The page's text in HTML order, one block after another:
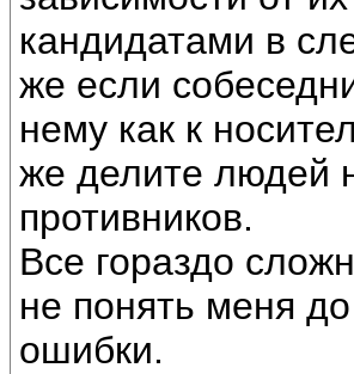
кандидатами в
же если
нему как к
же делите людей
противников.
Все гораздо
не понять меня
ошибки.